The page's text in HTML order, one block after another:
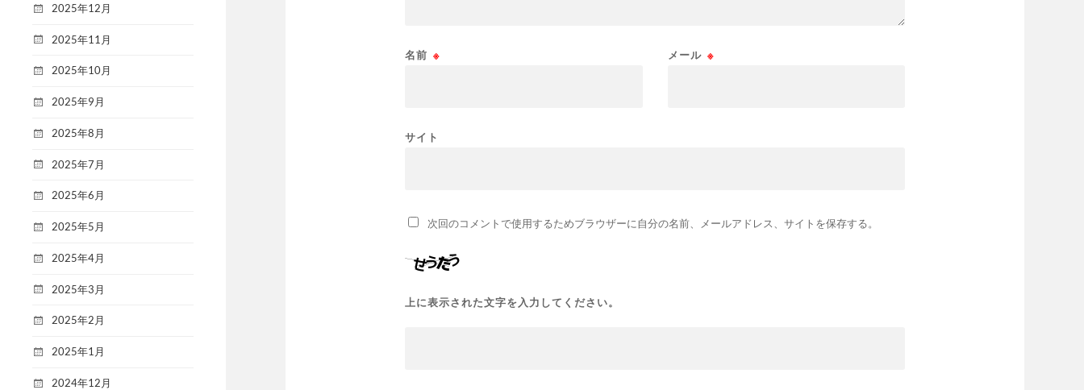
2025年12月
2025年11月
2025年10月
2025年9月
2025年8月
2025年7月
2025年6月
2025年5月
2025年4月
2025年3月
2025年2月
2025年1月
2024年12月
名前 ※ メール ※
サイト
次回のコメントで使用するためブラウザーに自分の名前、メールアドレス、サイトを保存する。
上に表示された文字を入力してください。